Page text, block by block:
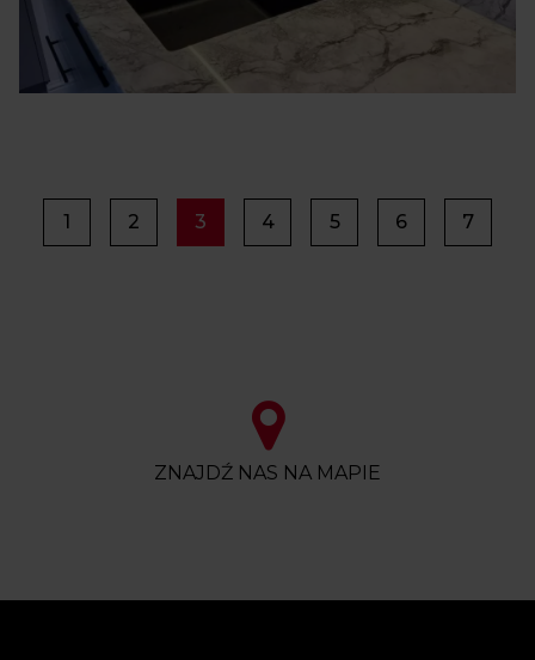
1 2 3 4 5 6 7
ZNAJDŹ NAS NA MAPIE